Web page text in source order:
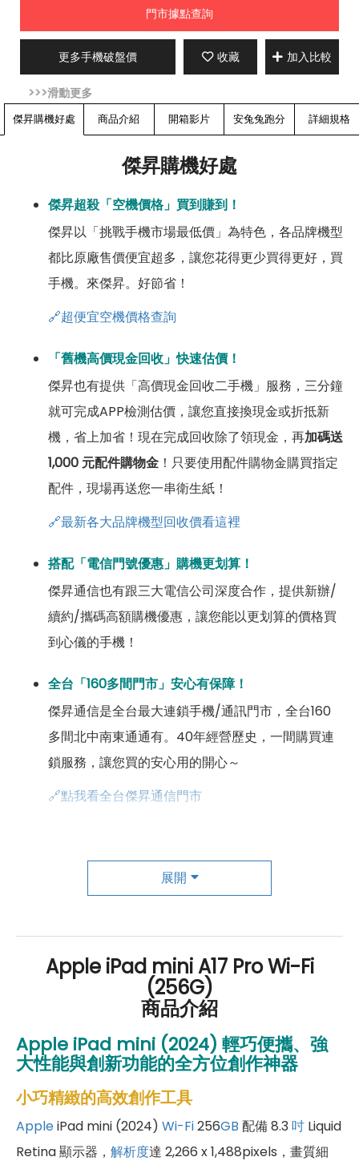
門市據點查詢
更多手機破盤價 收藏 加入比較
傑昇購機好處 商品介紹 開箱影片 安兔兔跑分 詳細規格
傑昇購機好處
傑昇超殺「空機價格」買到賺到！
傑昇以「挑戰手機市場最低價」為特色，各品牌機型
都比原廠售價便宜超多，讓您花得更少買得更好，買
手機。來傑昇。好節省！
🔗超便宜空機價格查詢
「舊機高價現金回收」快速估價！
傑昇也有提供「高價現金回收二手機」服務，三分鐘
就可完成APP檢測估價，讓您直接換現金或折抵新
機，省上加省！現在完成回收除了領現金，再加碼送
1,000 元配件購物金 ！只要使用配件購物金購買指定
配件，現場再送您一串衛生紙！
🔗最新各大品牌機型回收價看這裡
搭配「電信門號優惠」購機更划算！
傑昇通信也有跟三大電信公司深度合作，提供新辦/
續約/攜碼高額購機優惠，讓您能以更划算的價格買
到心儀的手機！
全台「160多間門市」安心有保障！
傑昇通信是全台最大連鎖手機/通訊門市，全台160
多間北中南東通通有。40年經營歷史，一間購買連
鎖服務，讓您買的安心用的開心～
🔗點我看全台傑昇通信門市
傑昇尊榮會員除了可以「消費集點兌換商品」，每半
年還有「200元配件購物金」，每年再送「VIP生日
展開
Apple iPad mini A17 Pro Wi-Fi
(256G)
商品介紹
Apple iPad mini (2024) 輕巧便攜、強
大性能與創新功能的全方位創作神器
小巧精緻的高效創作工具
AppleiPad mini (2024) Wi-Fi256GB 配備 8.3吋 Liquid
Retina 顯示器， 解析度達 2,266 x 1,488pixels，畫質細